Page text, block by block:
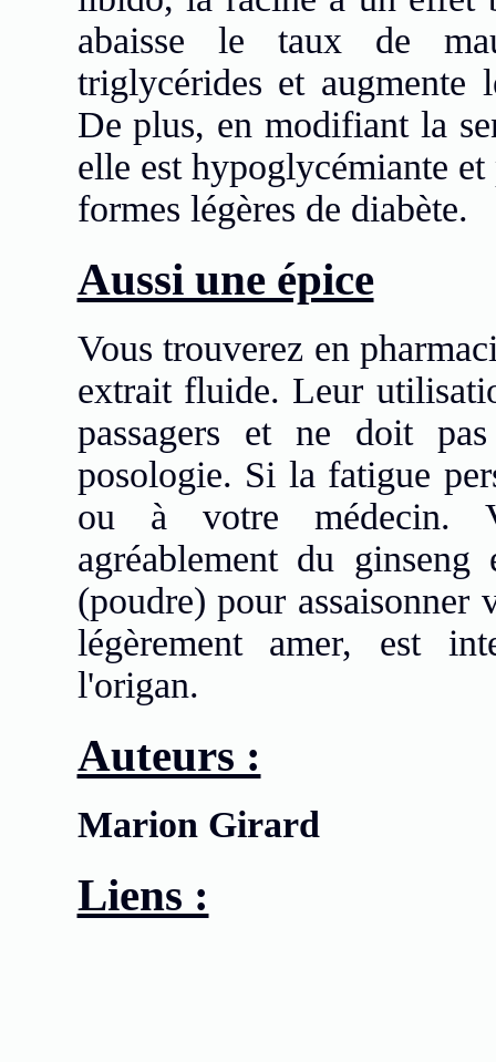
abaisse le taux de
triglycérides et
De plus, en modifiant la
elle est hypoglycémiante et
formes légères de diabète.
Aussi une épice
Vous trouverez en
extrait fluide. Leur
passagers et ne doit
posologie. Si la fatigue
ou à votre médecin.
agréablement du
(poudre) pour assaisonner
légèrement amer, est
l'origan.
Auteurs :
Marion Girard
Liens :